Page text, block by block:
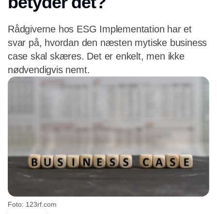
Rådgiverne hos ESG Implementation har et
svar på, hvordan den næsten mytiske business
case skal skæres. Det er enkelt, men ikke
nødvendigvis nemt.
Foto: 123rf.com